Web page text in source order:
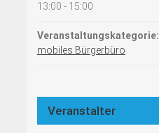
13:00 - 15:00
Veranstaltungskategorie:
mobiles Bürgerbüro
Veranstalter